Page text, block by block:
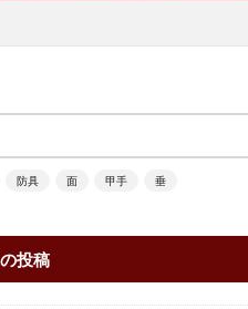
防具 面 甲手 垂
投稿